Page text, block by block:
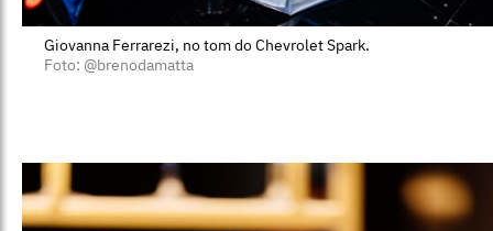
Giovanna Ferrarezi, no tom do Chevrolet Spark.
Foto: @brenodamatta